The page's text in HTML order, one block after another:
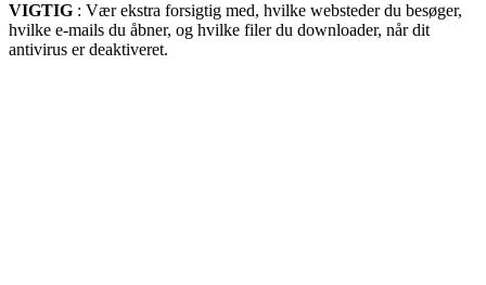
VIGTIG : Vær ekstra forsigtig med, hvilke websteder du besøger,
hvilke e-mails du åbner, og hvilke filer du downloader, når dit
antivirus er deaktiveret.